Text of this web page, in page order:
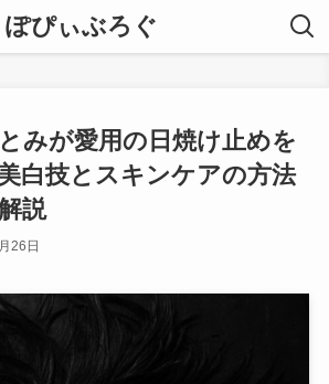
ぽぴぃぶろぐ
みが愛用の日焼け止めを
白技とスキンケアの方法
説
26日